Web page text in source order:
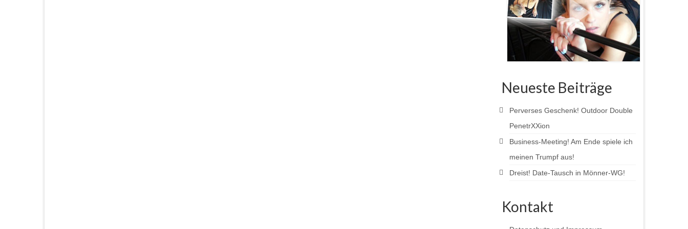
Neueste Beiträge
Perverses Geschenk! Outdoor Double
PenetrXXion
Business-Meeting! Am Ende spiele ich
meinen Trumpf aus!
Dreist! Date-Tausch in Mönner-WG!
Kontakt